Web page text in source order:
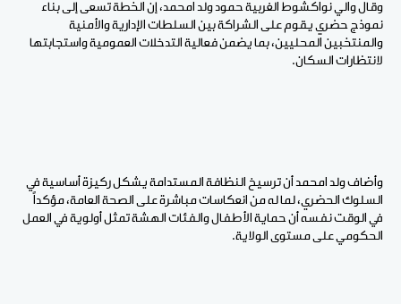
وقال والي نواكشوط الغربية حمود ولد امحمد، إن الخطة تسعى إلى بناء
نموذج حضري يقوم على الشراكة بين السلطات الإدارية والأمنية
والمنتخبين المحليين، بما يضمن فعالية التدخلات العمومية واستجابتها
لانتظارات السكان.
وأضاف ولد امحمد أن ترسيخ النظافة المستدامة يشكل ركيزة أساسية في
السلوك الحضري، لما له من انعكاسات مباشرة على الصحة العامة، مؤكداً
في الوقت نفسه أن حماية الأطفال والفئات الهشة تمثل أولوية في العمل
الحكومي على مستوى الولاية.